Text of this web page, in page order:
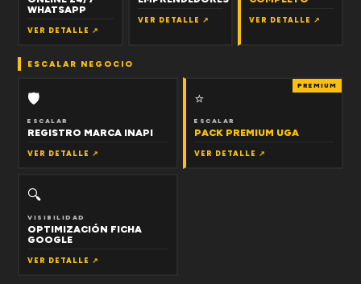
WHATSAPP
VER DETALLE ↗
VER DETALLE ↗ VER DETALLE ↗
ESCALAR NEGOCIO
🛡
ESCALAR
REGISTRO MARCA INAPI
VER DETALLE ↗
PREMIUM
⭐
ESCALAR
PACK PREMIUM UGA
VER DETALLE ↗
🔍
VISIBILIDAD
OPTIMIZACIÓN FICHA
GOOGLE
VER DETALLE ↗